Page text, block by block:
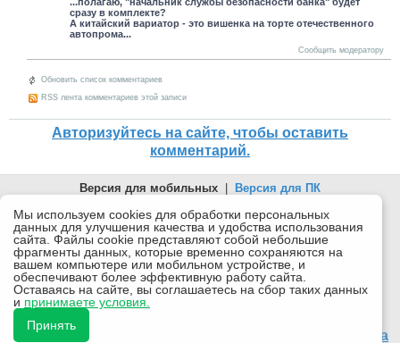
сразу в комплекте?
А китайский вариатор - это вишенка на торте отечественного
автопрома...
Сообщить модератору
Обновить список комментариев
RSS лента комментариев этой записи
Авторизуйтесь на сайте, чтобы оставить
комментарий.
Версия для мобильных
Версия для ПК
© 2026 Беломорканал Северодвинск tv29.ru
Joomla!is Free Software released under the GNU General Public
License.
Mobile version byMobile Joomla!
Desktop Version
массовых коммуникаций (Роскомнадзор). Учредитель: ООО "ТВ29". Главный редактор: Рудалев А.Г.
Беломорканал - новостной сайт Архангельской области: новости Северодвинска, новости поморья,
Все права на материалы, опубликованные на сайте, защищены в соответствии с российским и
Мы используем cookies для обработки персональных
данных для улучшения качества и удобства использования
сайта. Файлы cookie представляют собой небольшие
фрагменты данных, которые временно сохраняются на
вашем компьютере или мобильном устройстве, и
обеспечивают более эффективную работу сайта.
Оставаясь на сайте, вы соглашаетесь на сбор таких данных
и принимаете условия.
Принять